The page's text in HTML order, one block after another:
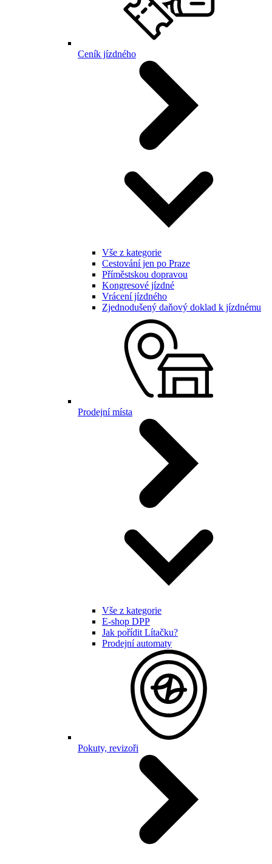
Ceník jízdného
Vše z kategorie
Cestování jen po Praze
Příměstskou dopravou
Kongresové jízdné
Vrácení jízdného
Zjednodušený daňový doklad k jízdnému
Prodejní místa
Vše z kategorie
E-shop DPP
Jak pořídit Lítačku?
Prodejní automaty
Pokuty, revizoři